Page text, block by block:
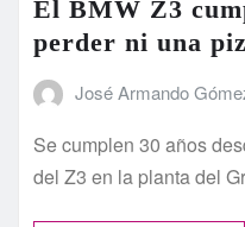
El BMW Z3
perder ni una
José Armando
Se cumplen 30 años
del Z3 en la planta del